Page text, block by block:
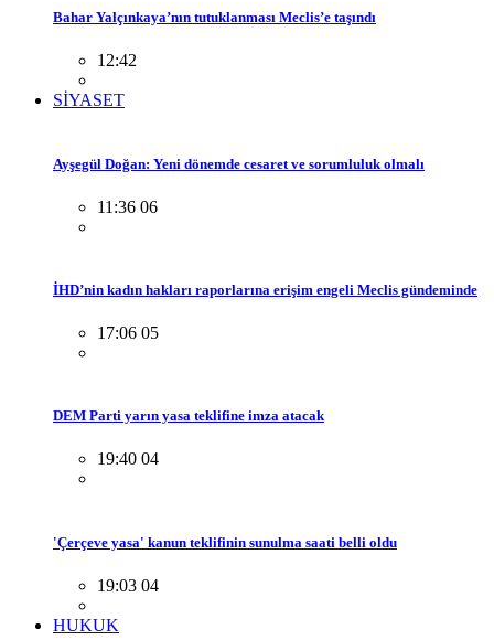
Bahar Yalçınkaya’nın tutuklanması Meclis’e taşındı
12:42
SİYASET
Ayşegül Doğan: Yeni dönemde cesaret ve sorumluluk olmalı
11:36 06
İHD’nin kadın hakları raporlarına erişim engeli Meclis gündeminde
17:06 05
DEM Parti yarın yasa teklifine imza atacak
19:40 04
'Çerçeve yasa' kanun teklifinin sunulma saati belli oldu
19:03 04
HUKUK